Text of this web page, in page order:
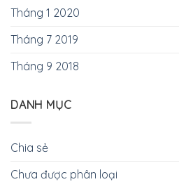
Tháng 1 2020
Tháng 7 2019
Tháng 9 2018
DANH MỤC
Chia sẻ
Chưa được phân loại